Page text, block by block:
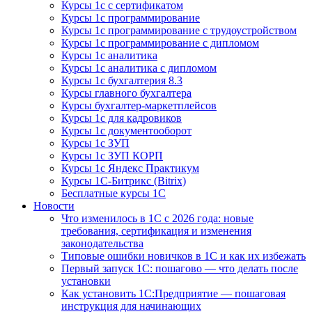
Курсы 1с с сертификатом
Курсы 1с программирование
Курсы 1с программирование с трудоустройством
Курсы 1с программирование с дипломом
Курсы 1с аналитика
Курсы 1с аналитика с дипломом
Курсы 1с бухгалтерия 8.3
Курсы главного бухгалтера
Курсы бухгалтер-маркетплейсов
Курсы 1с для кадровиков
Курсы 1с документооборот
Курсы 1с ЗУП
Курсы 1с ЗУП КОРП
Курсы 1с Яндекс Практикум
Курсы 1С-Битрикс (Bitrix)
Бесплатные курсы 1С
Новости
Что изменилось в 1С с 2026 года: новые
требования, сертификация и изменения
законодательства
Типовые ошибки новичков в 1С и как их избежать
Первый запуск 1С: пошагово — что делать после
установки
Как установить 1С:Предприятие — пошаговая
инструкция для начинающих